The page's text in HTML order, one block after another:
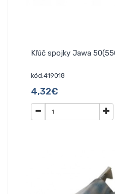
Kľúč spojky Jawa
kód:419018
4,32€